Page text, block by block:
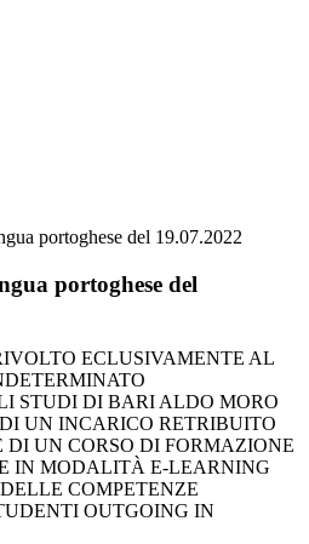
portoghese del 19.07.2022
portoghese del
ECLUSIVAMENTE AL
STUDI DI BARI ALDO MORO
UN INCARICO RETRIBUITO
UN CORSO DI FORMAZIONE
IN MODALITÀ E-LEARNING
COMPETENZE
OUTGOING IN